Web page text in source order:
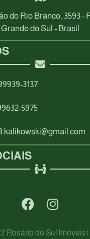
do Rio Branco, 3593 -
do Sul - Brasil
3137
5975
Rosário do Sul Imóveis |